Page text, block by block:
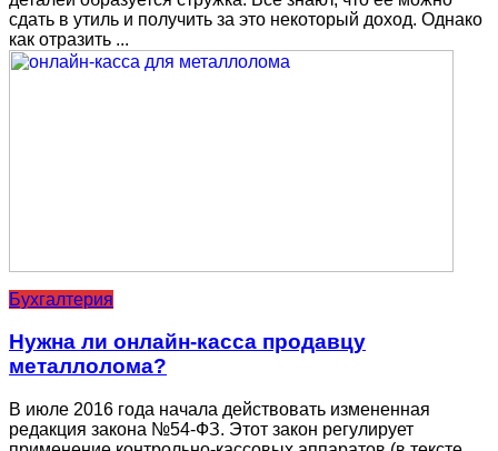
сдать в утиль и получить за это некоторый доход. Однако
как отразить ...
Бухгалтерия
Нужна ли онлайн-касса продавцу
металлолома?
В июле 2016 года начала действовать измененная
редакция закона №54-ФЗ. Этот закон регулирует